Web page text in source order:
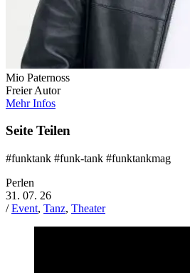
Mio Paternoss
Freier Autor
Mehr Infos
Seite Teilen
#funktank #funk-tank #funktankmag
Perlen
31. 07. 26
/Event, Tanz, Theater